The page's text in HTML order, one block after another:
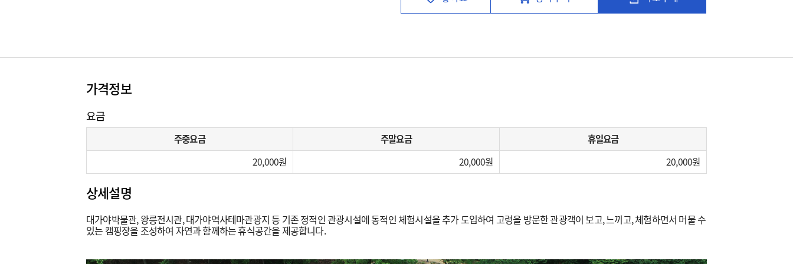
가격정보
요금
주중요금 주말요금
휴일요금
20,000
20,000 20,000
상세설명
대가야박물관, 왕릉전시관, 대가야역사테마관광지 등 기존 정적인 관광시설에 동적인 체험시설을 추가 도입하여 고령을 방문한 관광객이 보고, 느끼고, 체험하면서 머물 수
있는 캠핑장을 조성하여 자연과 함께하는 휴식공간을 제공합니다.